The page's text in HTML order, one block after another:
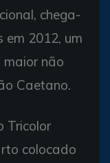
chega-
em 2012, um
maior não
Caetano.
Tricolor
colocado